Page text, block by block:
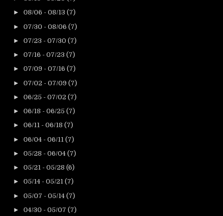
► 08/06 - 08/13 (7)
► 07/30 - 08/06 (7)
► 07/23 - 07/30 (7)
► 07/16 - 07/23 (7)
► 07/09 - 07/16 (7)
► 07/02 - 07/09 (7)
► 06/25 - 07/02 (7)
► 06/18 - 06/25 (7)
► 06/11 - 06/18 (7)
► 06/04 - 06/11 (7)
► 05/28 - 06/04 (7)
► 05/21 - 05/28 (6)
► 05/14 - 05/21 (7)
► 05/07 - 05/14 (7)
► 04/30 - 05/07 (7)